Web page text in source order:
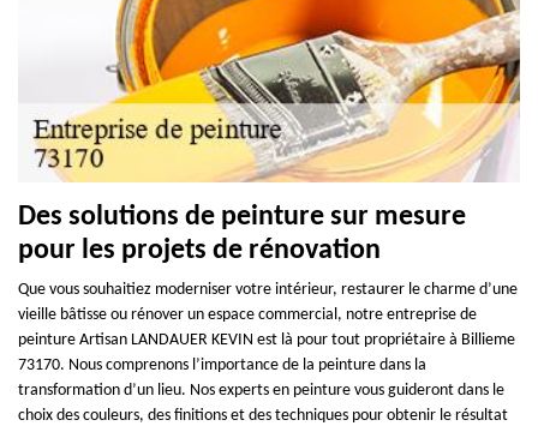
Des solutions de peinture sur mesure
pour les projets de rénovation
Que vous souhaitiez moderniser votre intérieur, restaurer le charme d’une
vieille bâtisse ou rénover un espace commercial, notre entreprise de
peinture Artisan LANDAUER KEVIN est là pour tout propriétaire à Billieme
73170. Nous comprenons l’importance de la peinture dans la
transformation d’un lieu. Nos experts en peinture vous guideront dans le
choix des couleurs, des finitions et des techniques pour obtenir le résultat